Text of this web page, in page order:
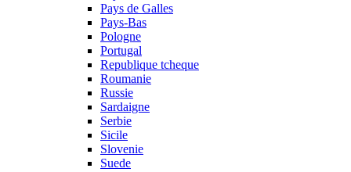
Pays de Galles
Pays-Bas
Pologne
Portugal
Republique tcheque
Roumanie
Russie
Sardaigne
Serbie
Sicile
Slovenie
Suede